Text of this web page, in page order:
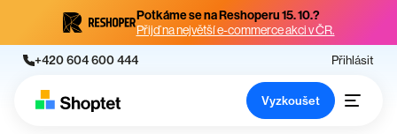
Potkáme se na Reshoperu 15. 10.?
Přijď na největší e-commerce akci v ČR.
+420 604 600 444 Přihlásit
Vyzkoušet